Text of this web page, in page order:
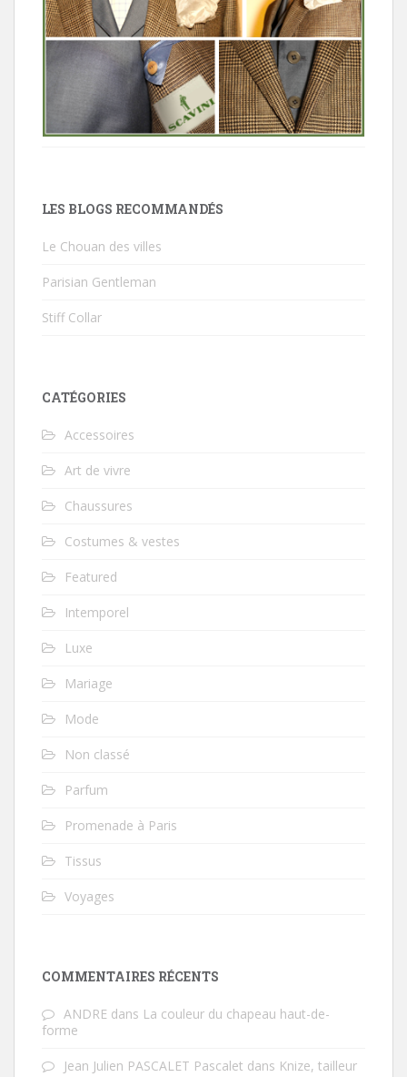
LES BLOGS RECOMMANDÉS
Le Chouan des villes
Parisian Gentleman
Stiff Collar
CATÉGORIES
Accessoires
Art de vivre
Chaussures
Costumes & vestes
Featured
Intemporel
Luxe
Mariage
Mode
Non classé
Parfum
Promenade à Paris
Tissus
Voyages
COMMENTAIRES RÉCENTS
ANDRE dans La couleur du chapeau haut-de-
forme
Jean Julien PASCALET Pascalet dans Knize, tailleur